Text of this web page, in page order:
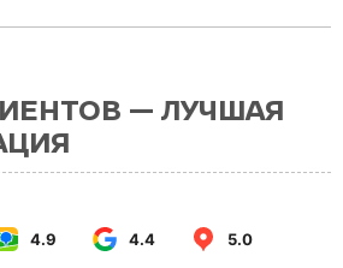
— ЛУЧШАЯ
4.9 4.4 5.0